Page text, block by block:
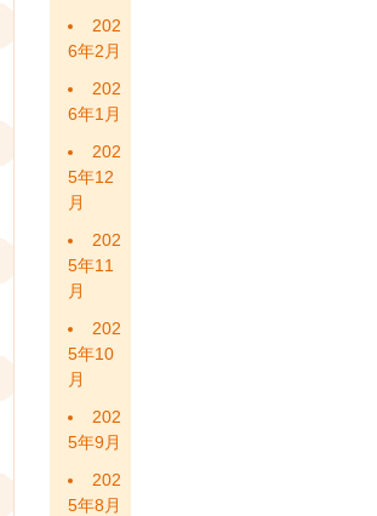
202
6年2月
202
6年1月
202
5年12
月
202
5年11
月
202
5年10
月
202
5年9月
202
5年8月